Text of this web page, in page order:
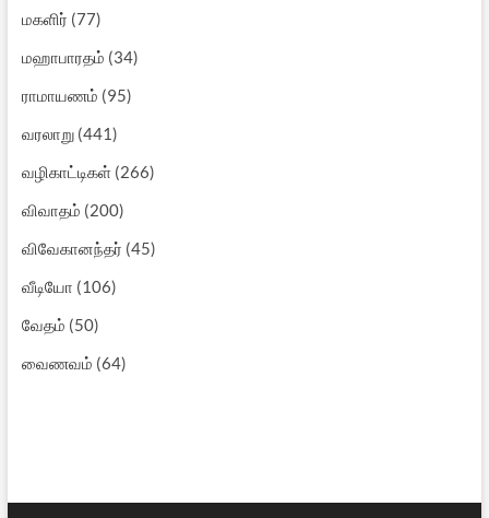
மகளிர் (77)
மஹாபாரதம் (34)
ராமாயணம் (95)
வரலாறு(441)
வழிகாட்டிகள்(266)
விவாதம் (200)
விவேகானந்தர் (45)
வீடியோ (106)
வேதம் (50)
வைணவம் (64)